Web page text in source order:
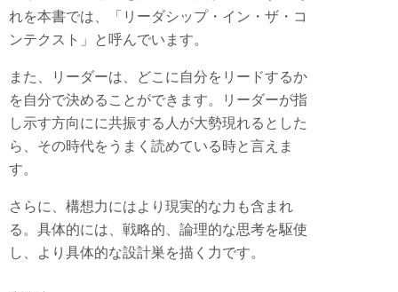
れを本書では、「リーダシップ・イン・ザ・コ
ンテクスト」と呼んでいます。
また、リーダーは、どこに自分をリードするか
を自分で決めることができます。リーダーが指
し示す方向にに共振する人が大勢現れるとした
ら、その時代をうまく読めている時と言えま
す。
さらに、構想力にはより現実的な力も含まれ
る。具体的には、戦略的、論理的な思考を駆使
し、より具体的な設計巣を描く力です。